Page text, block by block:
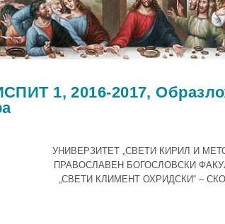
1, 2016-2017,
УНИВЕРЗИТЕТ „СВЕТИ КИРИЛ И
ПРАВОСЛАВЕН БОГОСЛОВСКИ
„СВЕТИ КЛИМЕНТ ОХРИДСКИ“ –